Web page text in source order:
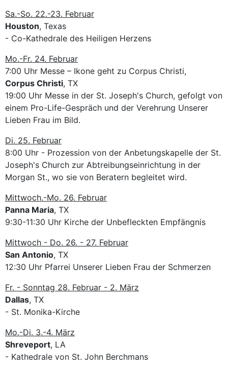
Sa.-So. 22.-23. Februar
Houston, Texas
- Co-Kathedrale des Heiligen Herzens
Mo.-Fr. 24. Februar
7:00 Uhr Messe – Ikone geht zu Corpus Christi,
Corpus Christi, TX
19:00 Uhr Messe in der St. Joseph's Church, gefolgt von
einem Pro-Life-Gespräch und der Verehrung Unserer
Lieben Frau im Bild.
Di. 25. Februar
8:00 Uhr - Prozession von der Anbetungskapelle der St.
Joseph's Church zur Abtreibungseinrichtung in der
Morgan St., wo sie von Beratern begleitet wird.
Mittwoch.-Mo. 26. Februar
Panna Maria, TX
9:30-11:30 Uhr Kirche der Unbefleckten Empfängnis
Mittwoch - Do. 26. - 27. Februar
San Antonio, TX
12:30 Uhr Pfarrei Unserer Lieben Frau der Schmerzen
Fr. - Sonntag 28. Februar - 2. März
Dallas, TX
- St. Monika-Kirche
Mo.-Di. 3.-4. März
Shreveport, LA
- Kathedrale von St. John Berchmans